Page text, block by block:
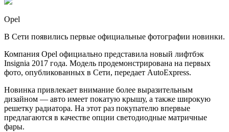
Opel
В Сети появились первые официальные фотографии новинки.
Компания Opel официально представила новый лифтбэк
Insignia 2017 года. Модель продемонстрирована на первых
фото, опубликованных в Сети, передает AutoExpress.
Новинка привлекает внимание более выразительным
дизайном — авто имеет покатую крышу, а также широкую
решетку радиатора. На этот раз покупателю впервые
предлагаются в качестве опции светодиодные матричные
фары.